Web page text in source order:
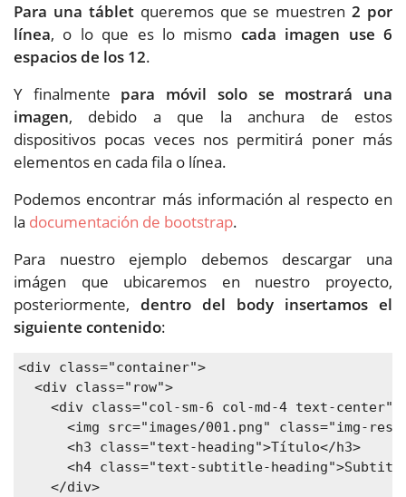
Para una tábletqueremos que se muestren2 por
línea, o lo que es lo mismo cada imagen use 6
espacios de los 12.
Y finalmente para móvil solo se mostrará una
imagen, debido a que la anchura de estos
dispositivos pocas veces nos permitirá poner más
elementos en cada fila o línea.
Podemos encontrar más información al respecto en
la documentación de bootstrap.
Para nuestro ejemplo debemos descargar una
imágen que ubicaremos en nuestro proyecto,
posteriormente, dentro del body insertamos el
siguiente contenido:
<div class="container">
  <div class="row">
<div class="col-sm-6 col-md-4 text-center">
<img src="images/001.png" class="img-
<h3 class="text-heading">Título</h3>
<h4 class="text-subtitle-
</div>